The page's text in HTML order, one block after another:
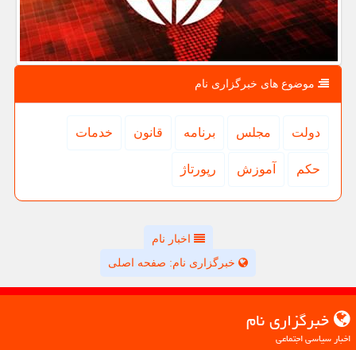
موضوع های خبرگزاری نام
دولت مجلس برنامه قانون خدمات
حكم آموزش رپورتاژ
اخبار نام
خبرگزاری نام: صفحه اصلی
خبرگزاری نام
اخبار سیاسی اجتماعی